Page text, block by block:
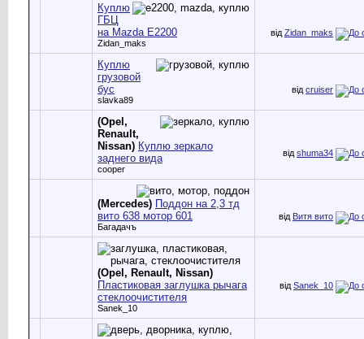
Куплю
ГБЦ
на Mazda E2200
Zidan_maks
від Zidan_maks
Куплю
грузовой
бус
slavka89
від cruiser
(Opel,
Renault,
Nissan) Куплю зеркало
заднего вида
cooper
від shuma34
(Mercedes) Поддон на 2,3 тд
вито 638 мотор 601
Багадачъ
від Витя вито
(Opel, Renault, Nissan)
Пластиковая заглушка рычага
стеклоочистителя
Sanek_10
від Sanek_10